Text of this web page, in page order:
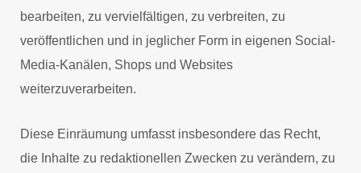
bearbeiten, zu vervielfältigen, zu verbreiten, zu
veröffentlichen und in jeglicher Form in eigenen Social-
Media-Kanälen, Shops und Websites
weiterzuverarbeiten.
Diese Einräumung umfasst insbesondere das Recht,
die Inhalte zu redaktionellen Zwecken zu verändern, zu